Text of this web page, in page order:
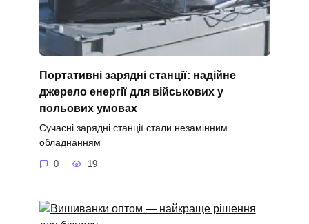
Портативні зарядні станції: надійне
джерело енергії для військових у
польових умовах
Сучасні зарядні станції стали незамінним
обладнанням
0 19